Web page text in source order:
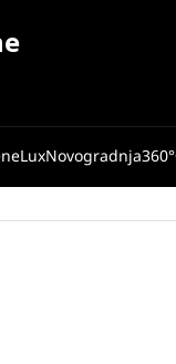
LuxNovogradnja360°